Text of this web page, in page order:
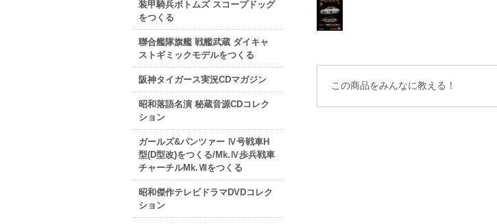
装甲騎兵ボトムズ スコープドッグ
をつくる
聯合艦隊旗艦 戦艦武蔵 ダイキャ
ストギミックモデルをつくる
阪神タイガース実況CDマガジン
昭和落語名演 秘蔵音源CDコレク
ション
ガールズ&パンツァー Ⅳ号戦車H
型(D型改)をつくる/Mk.Ⅳ歩兵戦車
チャーチルMk.Ⅶをつくる
昭和傑作テレビドラマDVDコレク
ション
この商品をみんなに教える！